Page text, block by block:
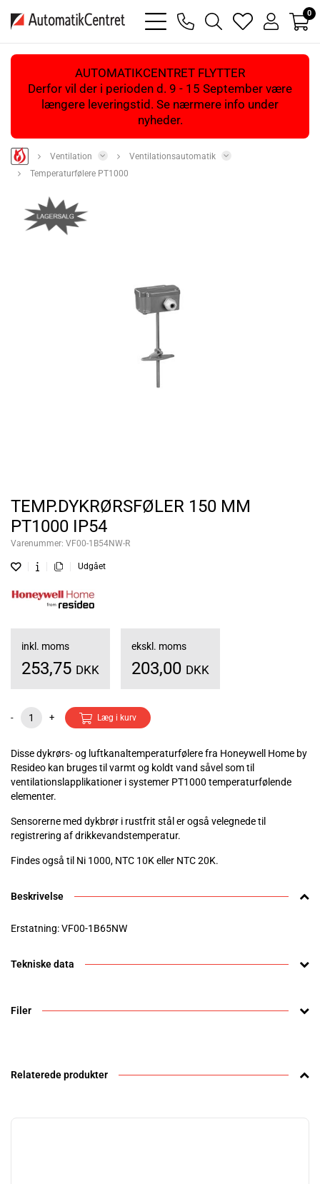
bars
light
phone
magnifying
glass
heart
light
user
light
0
AUTOMATIKCENTRET FLYTTER
Derfor vil der i perioden d. 9 - 15 September være
længere leveringstid. Se nærmere info under
nyheder.
Ventilation
Ventilationsautomatik
Temperaturfølere PT1000
TEMP.DYKRØRSFØLER 150 MM
PT1000 IP54
Varenummer: VF00-1B54NW-R
Udgået
inkl. moms
253,75 DKK
ekskl. moms
203,00 DKK
- + Læg i kurv
Disse dykrørs- og luftkanaltemperaturfølere fra Honeywell Home by
Resideo kan bruges til varmt og koldt vand såvel som til
ventilationslapplikationer i systemer PT1000 temperaturfølende
elementer.
Sensorerne med dykbrør i rustfrit stål er også velegnede til
registrering af drikkevandstemperatur.
Findes også til Ni 1000, NTC 10K eller NTC 20K.
Beskrivelse
Erstatning: VF00-1B65NW
Tekniske data
Filer
Relaterede produkter